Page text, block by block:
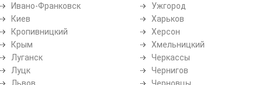
Ивано-Франковск
Киев
Кропивницкий
Крым
Луганск
Луцк
Львов
Ужгород
Харьков
Херсон
Хмельницкий
Черкассы
Чернигов
Черновцы